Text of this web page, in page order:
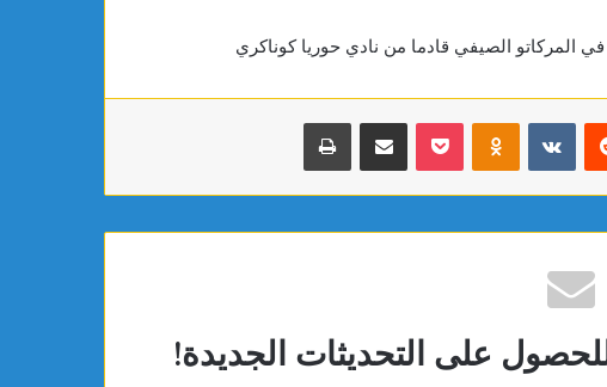
في المركاتو الصيفي قادما من نادي حوريا كوناكري
Odnoklassniki
بوكيت مشاركة عبر البريد طباعة
على التحديثات الجديدة!